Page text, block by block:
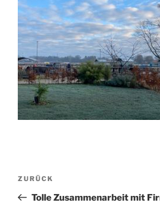
Beitragsnavigation
Vorheriger
Beitrag
ZURÜCK
Tolle Zusammenarbeit mit